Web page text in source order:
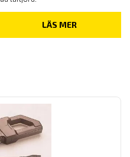
LÄS MER